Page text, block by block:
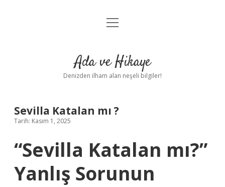
Anasayfa
Yasal Uyarı
menüyü
Ada ve Hikaye
Denizden ilham alan neşeli bilgiler!
Sevilla Katalan mı ?
Tarih: Kasım 1, 2025
“Sevilla Katalan mı?”
Yanlış Sorunun